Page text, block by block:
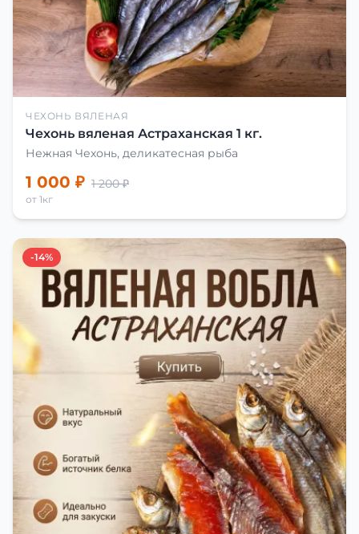
ЧЕХОНЬ ВЯЛЕНАЯ
Чехонь вяленая Астраханская 1 кг.
Нежная Чехонь, деликатесная рыба
1 000 ₽ 1 200 ₽
от 1кг
-14%